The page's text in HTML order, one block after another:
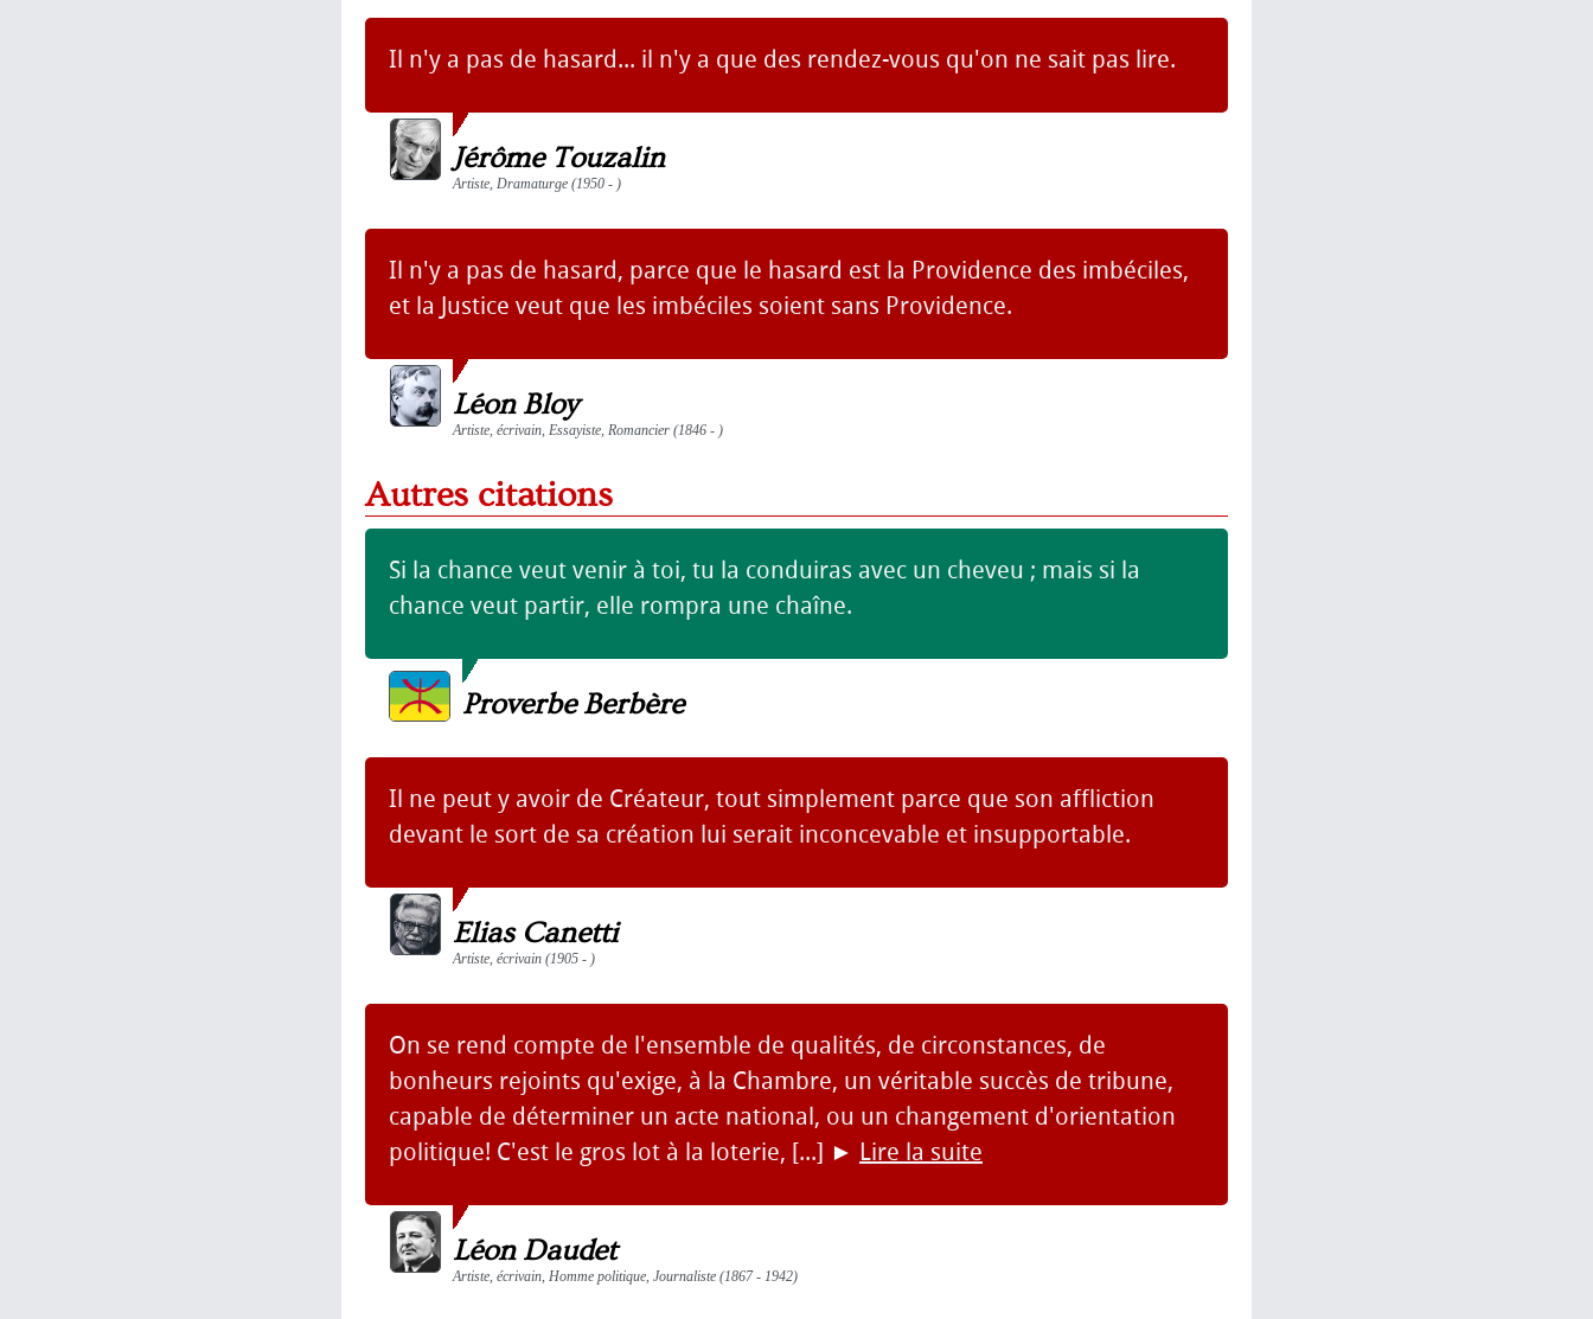
Il n'y a pas de hasard... il n'y a que des rendez-vous qu'on ne sait pas lire.
Jérôme Touzalin
Artiste, Dramaturge (1950 - )
Il n'y a pas de hasard, parce que le hasard est la Providence des imbéciles,
et la Justice veut que les imbéciles soient sans Providence.
Léon Bloy
Artiste, écrivain, Essayiste, Romancier (1846 - )
Autres citations
Si la chance veut venir à toi, tu la conduiras avec un cheveu ; mais si la
chance veut partir, elle rompra une chaîne.
Proverbe Berbère
Il ne peut y avoir de Créateur, tout simplement parce que son affliction
devant le sort de sa création lui serait inconcevable et insupportable.
Elias Canetti
Artiste, écrivain (1905 - )
On se rend compte de l'ensemble de qualités, de circonstances, de
bonheurs rejoints qu'exige, à la Chambre, un véritable succès de tribune,
capable de déterminer un acte national, ou un changement d'orientation
politique! C'est le gros lot à la loterie, [...] ► Lire la suite
Léon Daudet
Artiste, écrivain, Homme politique, Journaliste (1867 - 1942)